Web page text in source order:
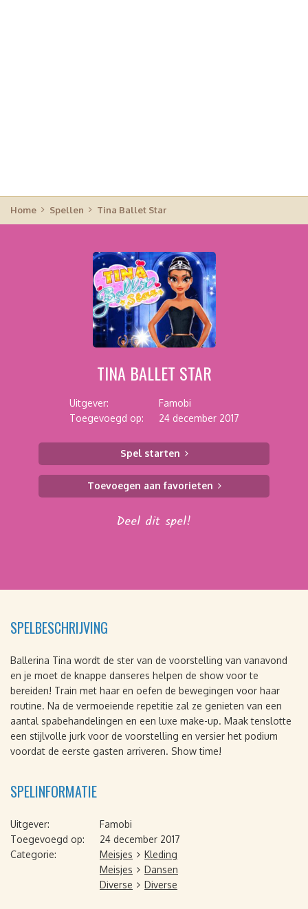
Home Spellen Tina Ballet Star
TINA BALLET STAR
Uitgever:
Famobi
Toegevoegd op:
24 december 2017
Spel starten
Toevoegen aan favorieten
Deel dit spel!
SPELBESCHRIJVING
Ballerina Tina wordt de ster van de voorstelling van vanavond
en je moet de knappe danseres helpen de show voor te
bereiden! Train met haar en oefen de bewegingen voor haar
routine. Na de vermoeiende repetitie zal ze genieten van een
aantal spabehandelingen en een luxe make-up. Maak tenslotte
een stijlvolle jurk voor de voorstelling en versier het podium
voordat de eerste gasten arriveren. Show time!
SPELINFORMATIE
Uitgever:
Famobi
Toegevoegd op:
24 december 2017
Categorie:
Meisjes
Kleding
Meisjes
Dansen
Diverse
Diverse